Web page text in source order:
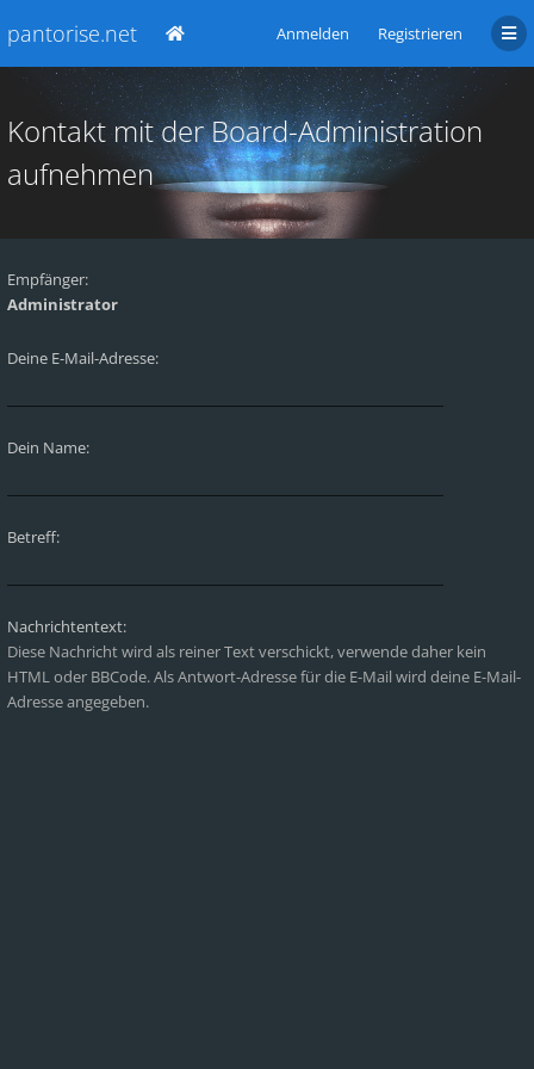
pantorise.net Anmelden Registrieren
Kontakt mit der Board-Administration
aufnehmen
Empfänger:
Administrator
Deine E-Mail-Adresse:
Dein Name:
Betreff:
Nachrichtentext:
Diese Nachricht wird als reiner Text verschickt, verwende daher kein
HTML oder BBCode. Als Antwort-Adresse für die E-Mail wird deine E-Mail-
Adresse angegeben.